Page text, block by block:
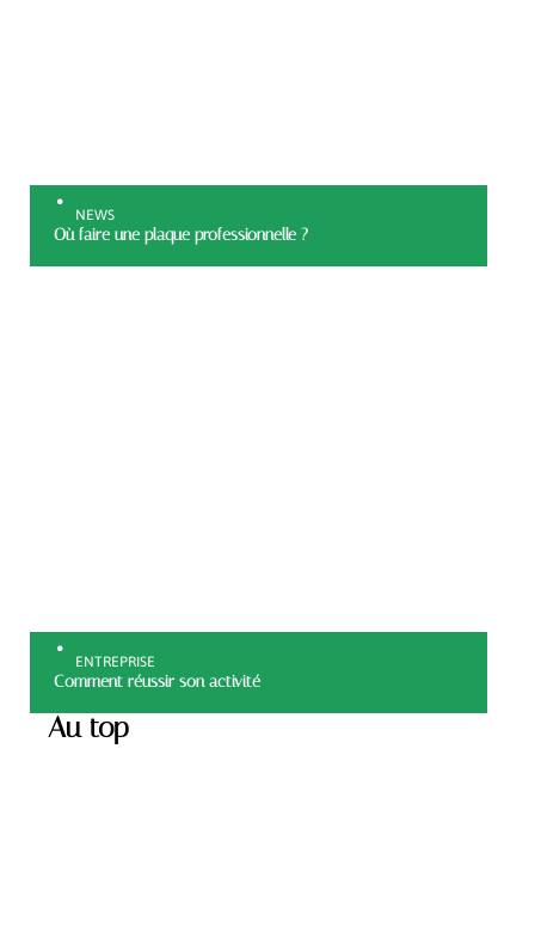
NEWS
Où faire une plaque professionnelle ?
ENTREPRISE
Comment réussir son activité
Au top